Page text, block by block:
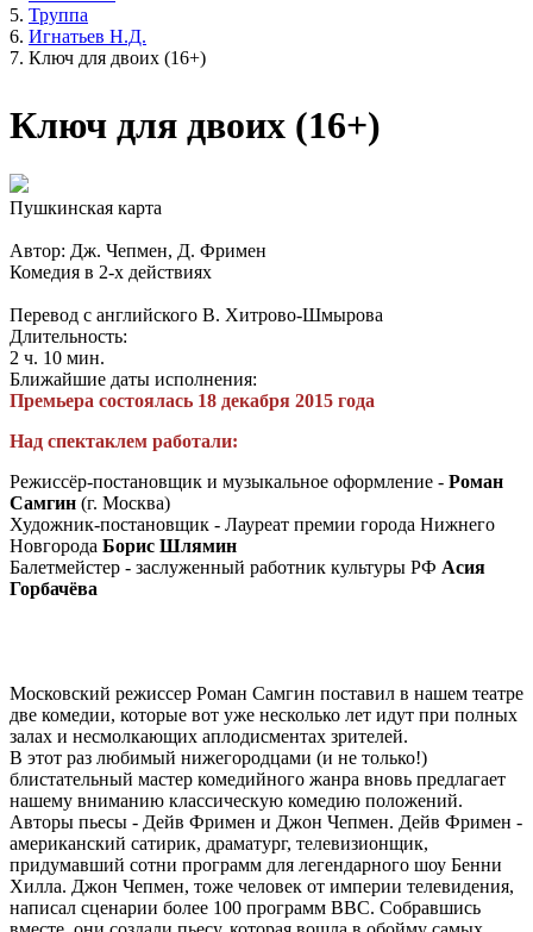
Труппа
Игнатьев Н.Д.
Ключ для двоих (16+)
Ключ для двоих (16+)
Пушкинская карта
Автор: Дж. Чепмен, Д. Фримен
Комедия в 2-х действиях
Перевод с английского В. Хитрово-Шмырова
Длительность:
2 ч. 10 мин.
Ближайшие даты исполнения:
Премьера состоялась 18 декабря 2015 года
Над спектаклем работали:
Режиссёр-постановщик и музыкальное оформление - Роман
Самгин (г. Москва)
Художник-постановщик - Лауреат премии города Нижнего
Новгорода Борис Шлямин
Балетмейстер - заслуженный работник культуры РФ Асия
Горбачёва
Московский режиссер Роман Самгин поставил в нашем театре
две комедии, которые вот уже несколько лет идут при полных
залах и несмолкающих аплодисментах зрителей.
В этот раз любимый нижегородцами (и не только!)
блистательный мастер комедийного жанра вновь предлагает
нашему вниманию классическую комедию положений.
Авторы пьесы - Дейв Фримен и Джон Чепмен. Дейв Фримен -
американский сатирик, драматург, телевизионщик,
придумавший сотни программ для легендарного шоу Бенни
Хилла. Джон Чепмен, тоже человек от империи телевидения,
написал сценарии более 100 программ BBC. Собравшись